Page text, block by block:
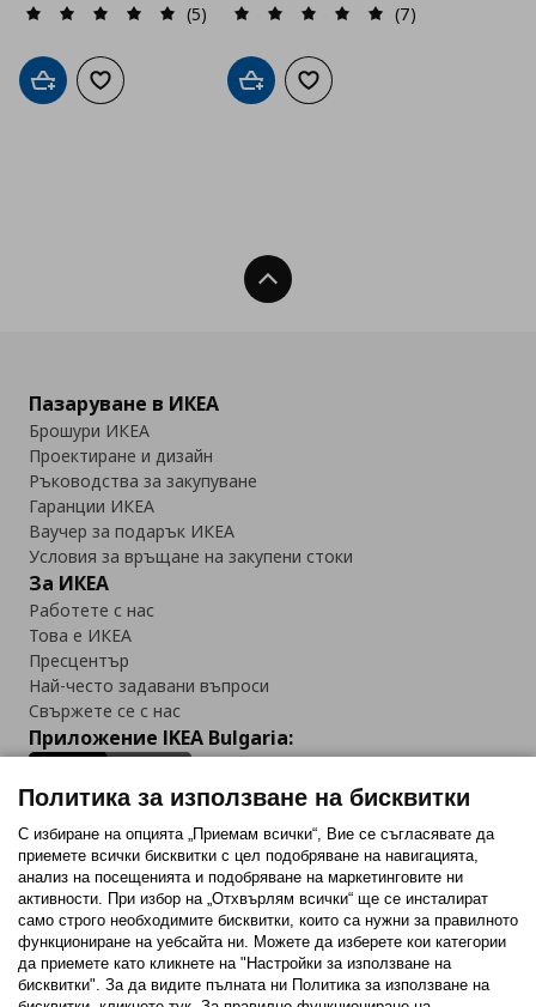
(5)
Добави в кошницата
Добави към списъка с любими
(7)
Добави в кошницата
Добави към списъка с
Нагоре
Пазаруване в ИКЕА
Брошури ИКЕА
Проектиране и дизайн
Ръководства за закупуване
Гаранции ИКЕА
Ваучер за подарък ИКЕА
Условия за връщане на закупени стоки
За ИКЕА
Работете с нас
Това е ИКЕА
Пресцентър
Най-често задавани въпроси
Свържете се с нас
Приложение IKEA Bulgaria:
Последвайте ни:
FacebookTwitterYoutubePinterestInstagram
Политика за използване на бисквитки
С избиране на опцията „Приемам всички“, Вие се съгласявате да
приемете всички бисквитки с цел подобряване на навигацията,
анализ на посещенията и подобряване на маркетинговите ни
активности. При избор на „Отхвърлям всички“ ще се инсталират
само строго необходимитe бисквитки, които са нужни за правилното
функциониране на уебсайта ни. Можете да изберете кои категории
да приемете като кликнете на "Настройки за използване на
бисквитки". За да видите пълната ни Политика за използване на